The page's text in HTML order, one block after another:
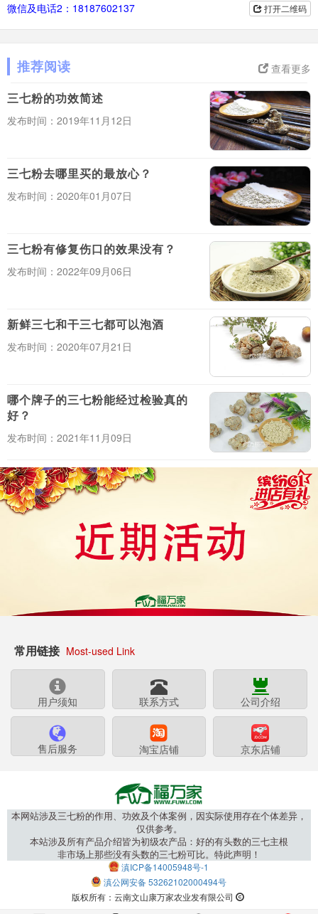
打开二维码
微信及电话2：18187602137
查看更多
推荐阅读
三七粉的功效简述
发布时间：2019年11月12日
三七粉去哪里买的最放心？
发布时间：2020年01月07日
三七粉有修复伤口的效果没有？
发布时间：2022年09月06日
新鲜三七和干三七都可以泡酒
发布时间：2020年07月21日
哪个牌子的三七粉能经过检验真的
好？
发布时间：2021年11月09日
常用链接 Most-used Link
用户须知 联系方式 公司介绍
售后服务 淘宝店铺 京东店铺
本网站涉及三七粉的作用、功效及个体案例，因实际使用存在个体差异，
仅供参考。
本站涉及所有产品介绍皆为初级农产品：好的有头数的三七主根
非市场上那些没有头数的三七粉可比。特此声明！
滇ICP备14005948号-1
滇公网安备 53262102000494号
版权所有：云南文山康万家农业发有限公司